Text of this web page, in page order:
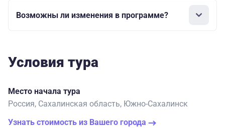
Возможны ли изменения в программе?
Условия тура
Место начала тура
Россия, Сахалинская область, Южно-Сахалинск
Узнать стоимость из Вашего города